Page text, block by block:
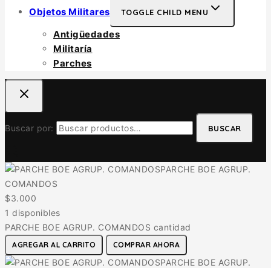
Objetos Militares TOGGLE CHILD MENU
Antigüedades
Militaría
Parches
Buscar por: BUSCAR
PARCHE BOE AGRUP.
COMANDOS
$3.000
1 disponibles
PARCHE BOE AGRUP. COMANDOS cantidad
AGREGAR AL CARRITO COMPRAR AHORA
PARCHE BOE AGRUP.